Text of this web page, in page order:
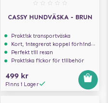
CASSY HUNDVÄSKA - BRUN
Praktisk transportväska
Kort, integrerat koppel förhindrar att hunden hoppar ur
Perfekt till resan
Praktiska fickor för tillbehör
499 kr
Finns i Lager